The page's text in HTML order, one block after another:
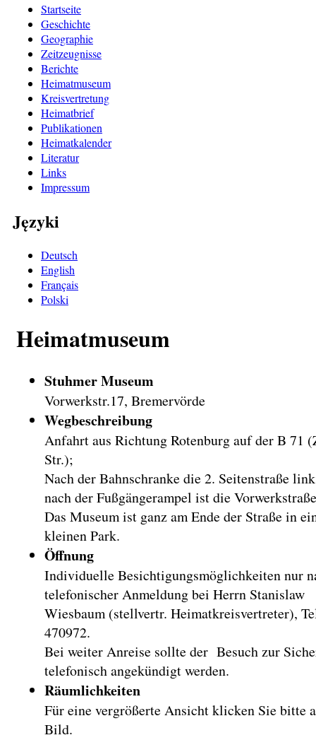
Startseite
Geschichte
Geographie
Zeitzeugnisse
Berichte
Heimatmuseum
Kreisvertretung
Heimatbrief
Publikationen
Heimatkalender
Literatur
Links
Impressum
Języki
Deutsch
English
Français
Polski
Heimatmuseum
Stuhmer Museum
Vorwerkstr.17, Bremervörde
Wegbeschreibung
Anfahrt aus Richtung Rotenburg auf der B 71
Str.);
Nach der Bahnschranke die 2. Seitenstraße
nach der Fußgängerampel ist die
Das Museum ist ganz am Ende der Straße in
kleinen Park.
Öffnung
Individuelle Besichtigungsmöglichkeiten nur
telefonischer Anmeldung bei Herrn Stanislaw
Wiesbaum (stellvertr. Heimatkreisvertreter),
470972.
Bei weiter Anreise sollte der Besuch zur
telefonisch angekündigt werden.
Räumlichkeiten
Für eine vergrößerte Ansicht klicken Sie bitte
Bild.